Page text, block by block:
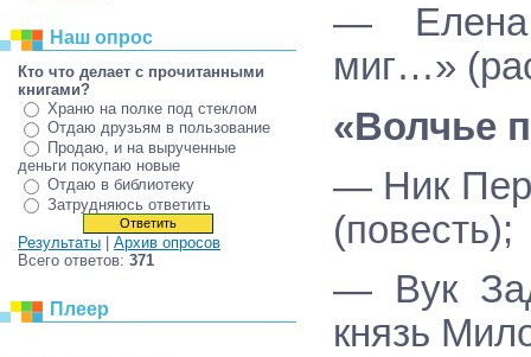
Наш опрос
Кто что делает с прочитанными
книгами?
Храню на полке под стеклом
Отдаю друзьям в пользование
Продаю, и на вырученные
деньги покупаю новые
Отдаю в библиотеку
Затрудняюсь ответить
Результаты
Архив опросов
Всего ответов: 371
Плеер
— Елена
миг…»
«Волчье
— Ник
(повесть);
— Вук
князь